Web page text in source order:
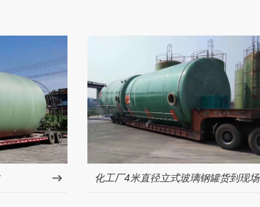
化工厂4米直径立式玻璃钢罐货到现场